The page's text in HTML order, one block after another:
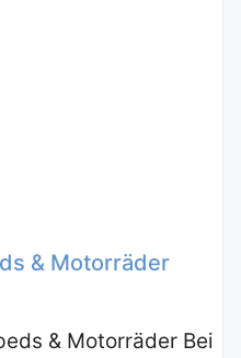
& Motorräder
& Motorräder Bei